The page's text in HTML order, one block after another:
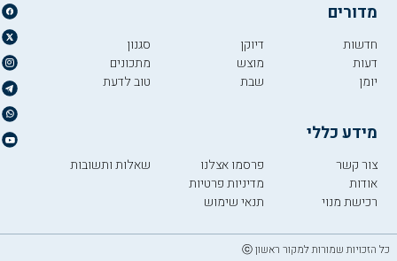
מדורים
חדשות
דעות
יומן
דיוקן
מוצש
שבת
סגנון
מתכונים
טוב לדעת
מידע כללי
צור קשר
אודות
רכישת מנוי
פרסמו אצלנו
מדיניות פרטיות
תנאי שימוש
שאלות ותשובות
כל הזכויות שמורות למקור ראשון ⓒ